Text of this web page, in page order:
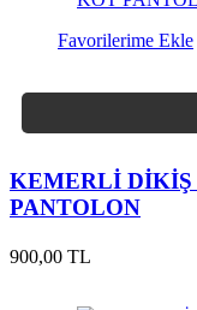
Favorilerime Ekle
KEMERLİ
PANTOLON
900,00 TL